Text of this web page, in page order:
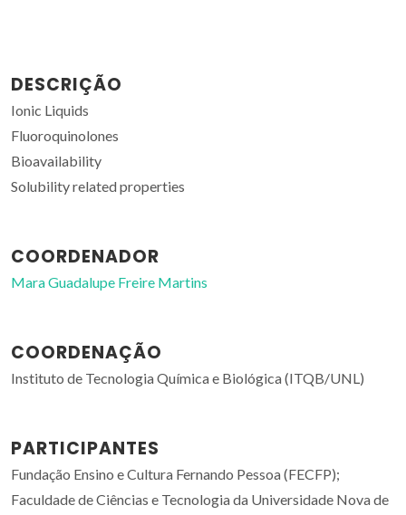
DESCRIÇÃO
Ionic Liquids
Fluoroquinolones
Bioavailability
Solubility related properties
COORDENADOR
Mara Guadalupe Freire Martins
COORDENAÇÃO
Instituto de Tecnologia Química e Biológica (ITQB/UNL)
PARTICIPANTES
Fundação Ensino e Cultura Fernando Pessoa (FECFP);
Faculdade de Ciências e Tecnologia da Universidade Nova de